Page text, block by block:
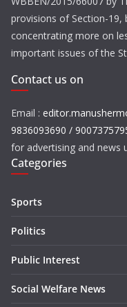
provisions of Section-19,
concentrating more on
important issues of the
Contact us on
Email :
9836093690 /
for advertising and news
Categories
Sports
Politics
Public Interest
Social Welfare News